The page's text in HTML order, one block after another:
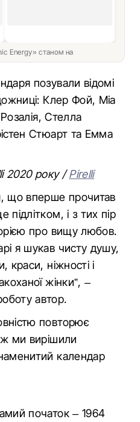
Energy» станом на
позували відомі
Клер Фой, Міа
Стелла
Стюарт та Емма
2020 року /Pirelli
що вперше прочитав
і з тих пір
про вищу любов.
я шукав чисту душу,
краси, ніжності і
жінки”, –
автор.
повторює
ми вирішили
календар
початок – 1964